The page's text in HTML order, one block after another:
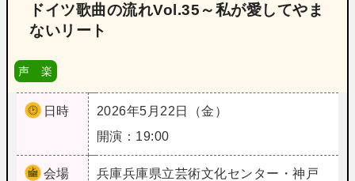
ドイツ歌曲の流れVol.35～私が愛してやま
ないリート
声 楽
日時
2026年5月22日（金）
開演：19:00
会場 兵庫兵庫県立芸術文化センター・神戸